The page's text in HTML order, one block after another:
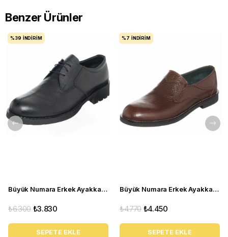
Benzer Ürünler
Büyük Numara Erkek Ayakkabı S946 Siyah Deri
₺3.830
₺6.300
SEPETE EKLE
%39 İNDIRIM
Büyük Numara Erkek Ayakkabı CS941 Kahve
₺4.450
₺4.770
SEPETE EKLE
%7 İNDIRIM